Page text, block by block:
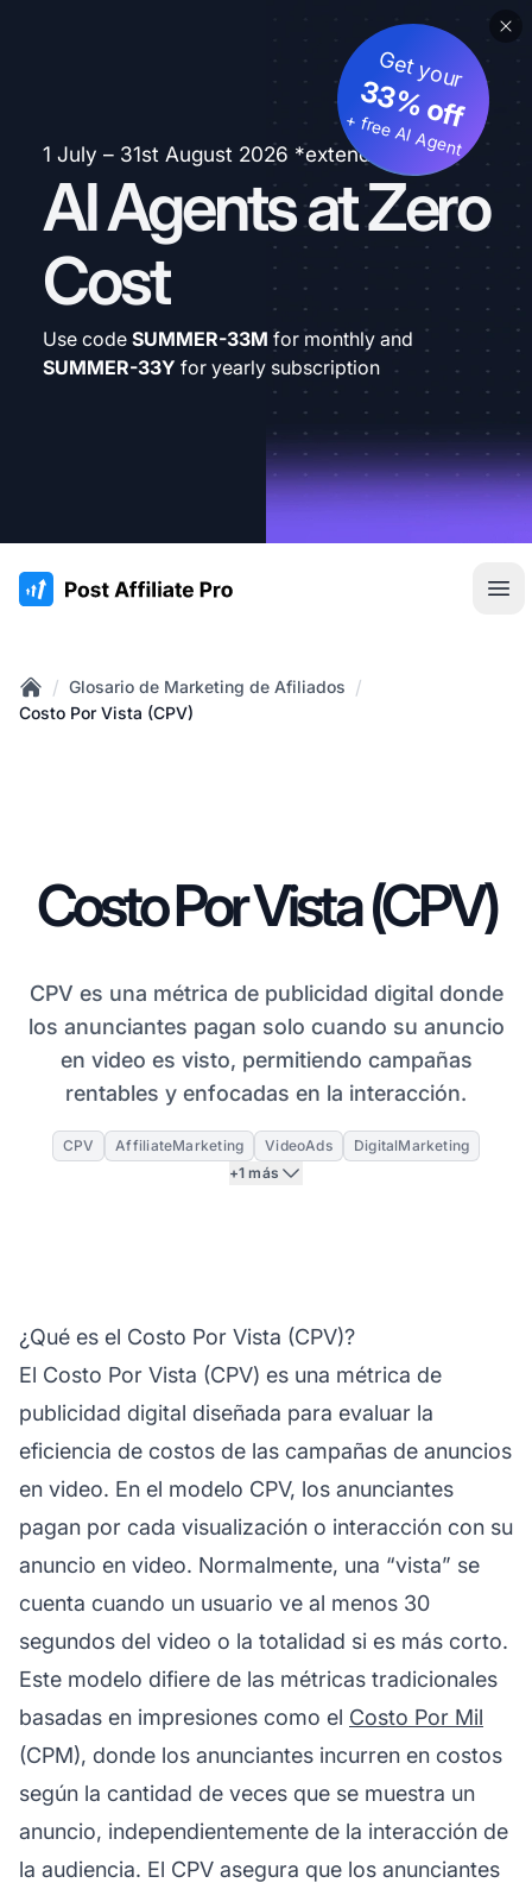
1 July – 31st August 2026 *extended
AI Agents at Zero
Cost
Get your
33% off
+ free AI Agent
Use code SUMMER-33M for monthly and
SUMMER-33Y for yearly subscription
:site.title
Home
/ Glosario de Marketing de Afiliados /
Costo Por Vista (CPV)
Costo Por Vista (CPV)
CPV es una métrica de publicidad digital donde
los anunciantes pagan solo cuando su anuncio
en video es visto, permitiendo campañas
rentables y enfocadas en la interacción.
CPV AffiliateMarketing VideoAds
DigitalMarketing
+1 más
¿Qué es el Costo Por Vista (CPV)?
El Costo Por Vista (CPV) es una métrica de
publicidad digital diseñada para evaluar la
eficiencia de costos de las campañas de anuncios
en video. En el modelo CPV, los anunciantes
pagan por cada visualización o interacción con su
anuncio en video. Normalmente, una “vista” se
cuenta cuando un usuario ve al menos 30
segundos del video o la totalidad si es más corto.
Este modelo difiere de las métricas tradicionales
basadas en impresiones como el Costo Por Mil
(CPM), donde los anunciantes incurren en costos
según la cantidad de veces que se muestra un
anuncio, independientemente de la interacción de
la audiencia. El CPV asegura que los anunciantes